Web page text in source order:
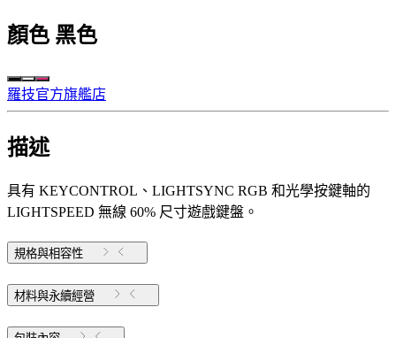
顏色 黑色
羅技官方旗艦店
描述
具有 KEYCONTROL、LIGHTSYNC RGB 和光學按鍵軸的
LIGHTSPEED 無線 60% 尺寸遊戲鍵盤。
規格與相容性
材料與永續經營